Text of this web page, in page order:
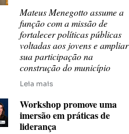
Mateus Menegotto assume a
função com a missão de
fortalecer políticas públicas
voltadas aos jovens e ampliar
sua participação na
construção do município
Leia mais
Workshop promove uma
imersão em práticas de
liderança